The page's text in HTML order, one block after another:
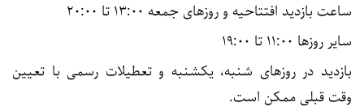
ساعت بازدید افتتاحیه و روزهای جمعه ۱۳:۰۰ تا ۲۰:۰۰
سایر روزها ۱۱:۰۰ تا ۱۹:۰۰
بازدید در روزهای شنبه، یکشنبه و تعطیلات رسمی با تعیین
وقت قبلی ممکن است.